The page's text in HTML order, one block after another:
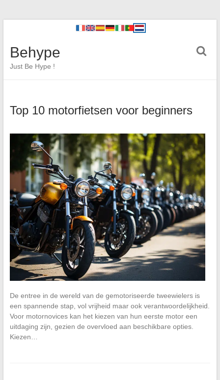
Behype
Just Be Hype !
Top 10 motorfietsen voor beginners
De entree in de wereld van de gemotoriseerde tweewielers is
een spannende stap, vol vrijheid maar ook verantwoordelijkheid.
Voor motornovices kan het kiezen van hun eerste motor een
uitdaging zijn, gezien de overvloed aan beschikbare opties.
Kiezen…